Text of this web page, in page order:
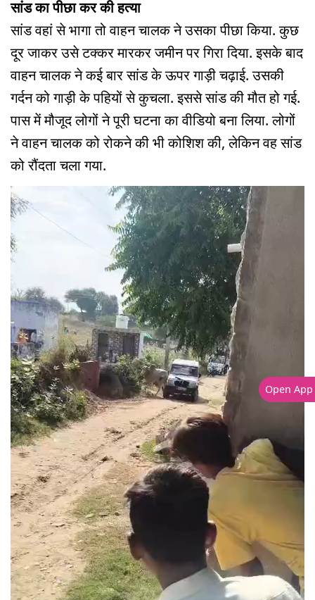
सांड का पीछा कर की हत्या
सांड वहां से भागा तो वाहन चालक ने उसका पीछा किया. कुछ
दूर जाकर उसे टक्कर मारकर जमीन पर गिरा दिया. इसके बाद
वाहन चालक ने कई बार सांड के ऊपर गाड़ी चढ़ाई. उसकी
गर्दन को गाड़ी के पहियों से कुचला. इससे सांड की मौत हो गई.
पास में मौजूद लोगों ने पूरी घटना का वीडियो बना लिया. लोगों
ने वाहन चालक को रोकने की भी कोशिश की, लेकिन वह सांड
को रौंदता चला गया.
Open App